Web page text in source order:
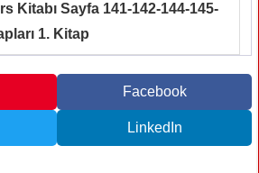
Kitabı Sayfa 141-142-144-145-
1. Kitap
Facebook
LinkedIn